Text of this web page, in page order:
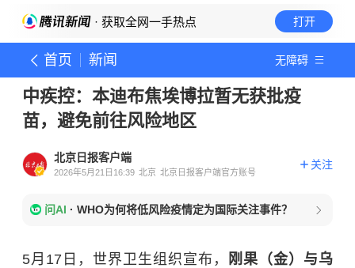
· 获取全网一手热点 打开
首页 新闻 无障碍
中疾控：本迪布焦埃博拉暂无获批疫
苗，避免前往风险地区
北京日报客户端
2026年5月21日16:39 北京 北京日报客户端官方账号
关注
问AI · WHO为何将低风险疫情定为国际关注事件？
5月17日，世界卫生组织宣布，
刚果（金）与乌